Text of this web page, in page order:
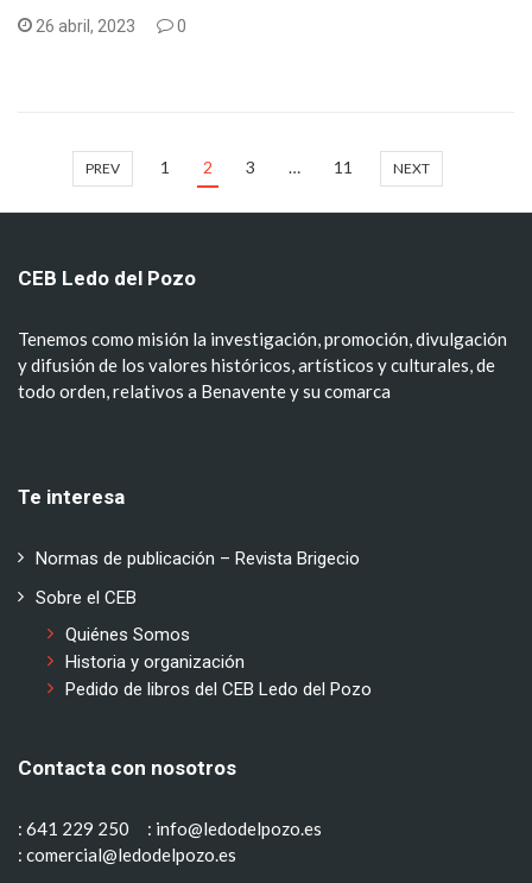
26 abril, 2023 0
PREV 1 2 3 … 11 NEXT
CEB Ledo del Pozo
Tenemos como misión la investigación, promoción, divulgación
y difusión de los valores históricos, artísticos y culturales, de
todo orden, relativos a Benavente y su comarca
Te interesa
Normas de publicación – Revista Brigecio
Sobre el CEB
Quiénes Somos
Historia y organización
Pedido de libros del CEB Ledo del Pozo
Contacta con nosotros
: 641 229 250
: info@ledodelpozo.es
: comercial@ledodelpozo.es